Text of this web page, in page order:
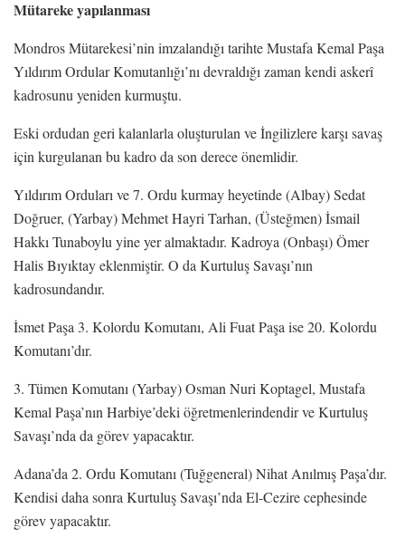
Mütareke yapılanması
Mondros Mütarekesi’nin imzalandığı tarihte Mustafa Kemal Paşa
Yıldırım Ordular Komutanlığı’nı devraldığı zaman kendi askerî
kadrosunu yeniden kurmuştu.
Eski ordudan geri kalanlarla oluşturulan ve İngilizlere karşı savaş
için kurgulanan bu kadro da son derece önemlidir.
Yıldırım Orduları ve 7. Ordu kurmay heyetinde (Albay) Sedat
Doğruer, (Yarbay) Mehmet Hayri Tarhan, (Üsteğmen) İsmail
Hakkı Tunaboylu yine yer almaktadır. Kadroya (Onbaşı) Ömer
Halis Bıyıktay eklenmiştir. O da Kurtuluş Savaşı’nın
kadrosundandır.
İsmet Paşa 3. Kolordu Komutanı, Ali Fuat Paşa ise 20. Kolordu
Komutanı’dır.
3. Tümen Komutanı (Yarbay) Osman Nuri Koptagel, Mustafa
Kemal Paşa’nın Harbiye’deki öğretmenlerindendir ve Kurtuluş
Savaşı’nda da görev yapacaktır.
Adana’da 2. Ordu Komutanı (Tuğgeneral) Nihat Anılmış Paşa’dır.
Kendisi daha sonra Kurtuluş Savaşı’nda El-Cezire cephesinde
görev yapacaktır.